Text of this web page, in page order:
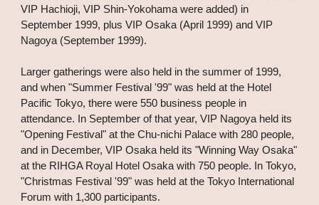
VIP Hachioji, VIP Shin-Yokohama were added) in
September 1999, plus VIP Osaka (April 1999) and VIP
Nagoya (September 1999).
Larger gatherings were also held in the summer of 1999,
and when "Summer Festival '99" was held at the Hotel
Pacific Tokyo, there were 550 business people in
attendance. In September of that year, VIP Nagoya held its
"Opening Festival" at the Chu-nichi Palace with 280 people,
and in December, VIP Osaka held its "Winning Way Osaka"
at the RIHGA Royal Hotel Osaka with 750 people. In Tokyo,
"Christmas Festival '99" was held at the Tokyo International
Forum with 1,300 participants.